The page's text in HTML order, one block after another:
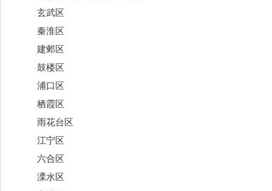
玄武区
秦淮区
建邺区
鼓楼区
浦口区
栖霞区
雨花台区
江宁区
六合区
溧水区